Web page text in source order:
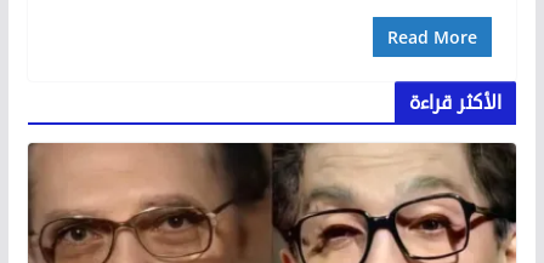
Read More
الأكثر قراءة